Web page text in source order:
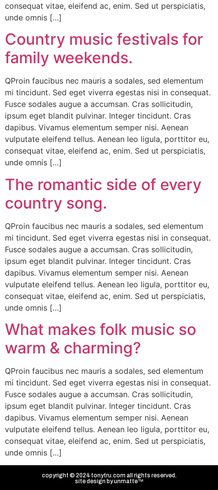
consequat vitae, eleifend ac, enim. Sed ut perspiciatis,
unde omnis […]
Country music festivals for
family weekends.
QProin faucibus nec mauris a sodales, sed elementum
mi tincidunt. Sed eget viverra egestas nisi in consequat.
Fusce sodales augue a accumsan. Cras sollicitudin,
ipsum eget blandit pulvinar. Integer tincidunt. Cras
dapibus. Vivamus elementum semper nisi. Aenean
vulputate eleifend tellus. Aenean leo ligula, porttitor eu,
consequat vitae, eleifend ac, enim. Sed ut perspiciatis,
unde omnis […]
The romantic side of every
country song.
QProin faucibus nec mauris a sodales, sed elementum
mi tincidunt. Sed eget viverra egestas nisi in consequat.
Fusce sodales augue a accumsan. Cras sollicitudin,
ipsum eget blandit pulvinar. Integer tincidunt. Cras
dapibus. Vivamus elementum semper nisi. Aenean
vulputate eleifend tellus. Aenean leo ligula, porttitor eu,
consequat vitae, eleifend ac, enim. Sed ut perspiciatis,
unde omnis […]
What makes folk music so
warm & charming?
QProin faucibus nec mauris a sodales, sed elementum
mi tincidunt. Sed eget viverra egestas nisi in consequat.
Fusce sodales augue a accumsan. Cras sollicitudin,
ipsum eget blandit pulvinar. Integer tincidunt. Cras
dapibus. Vivamus elementum semper nisi. Aenean
vulputate eleifend tellus. Aenean leo ligula, porttitor eu,
consequat vitae, eleifend ac, enim. Sed ut perspiciatis,
unde omnis […]
copyright © 2024 tonytru.com all rights reserved.
site design byunmatte™